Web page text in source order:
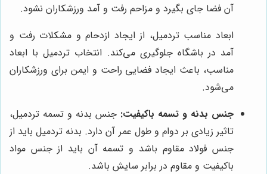
آن فضا جای بگیرد و مزاحم رفت و آمد ورزشکاران نشود.
ابعاد مناسب تردمیل، از ایجاد ازدحام و مشکلات رفت و
آمد در باشگاه جلوگیری می‌کند. انتخاب تردمیل با ابعاد
مناسب، باعث ایجاد فضایی راحت و ایمن برای ورزشکاران
می‌شود.
جنس بدنه و تسمه باکیفیت: جنس بدنه و تسمه تردمیل،
تاثیر زیادی بر دوام و طول عمر آن دارد. بدنه تردمیل باید از
جنس فولاد مقاوم باشد و تسمه آن باید از جنس مواد
باکیفیت و مقاوم در برابر سایش باشد.